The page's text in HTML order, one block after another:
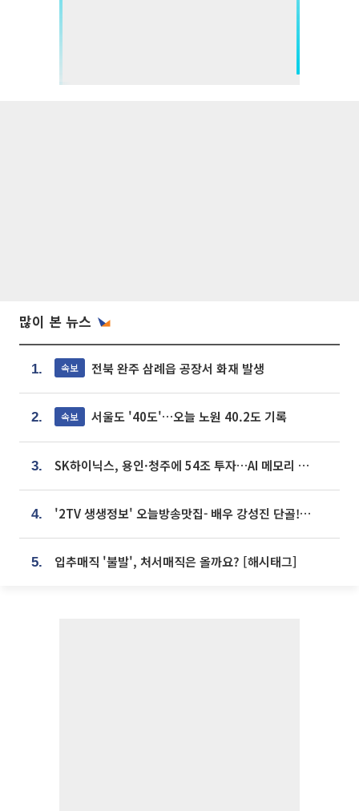
많이 본 뉴스
1. 속보 전북 완주 삼례읍 공장서 화재 발생
2. 속보 서울도 '40도'…오늘 노원 40.2도 기록
3. SK하이닉스, 용인·청주에 54조 투자…AI 메모리 생산기지 키운다
4. '2TV 생생정보' 오늘방송맛집- 배우 강성진 단골! 쌀국수ㆍ푸팟퐁 커리 맛집 '블○○○'
5. 입추매직 '불발', 처서매직은 올까요? [해시태그]